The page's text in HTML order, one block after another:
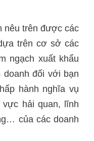
nêu trên được các
trên cơ sở các
ngạch xuất khẩu
doanh đối với bạn
hành nghĩa vụ
hải quan, lĩnh
của các doanh